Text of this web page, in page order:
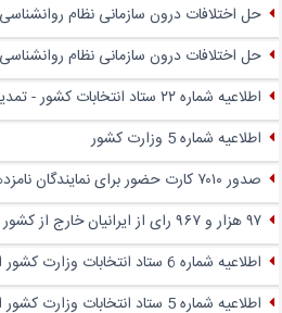
حل اختلافات درون سازمانی نظام
حل اختلافات درون سازمانی نظام
اطلاعیه شماره ۲۲ ستاد انتخابات کشور - تمدید اخذ رای تا ساعت ۲۲
اطلاعیه شماره 5 وزارت کشور
صدور ۷۰۱۰ کارت حضور برای نمایندگان نامزدها در شعب اخذ رای تهران
۹۷ هزار و ۹۶۷ رای از ایرانیان خارج از کشور در مرحله اول انتخابات اخذ شد
اطلاعیه شماره 6 ستاد انتخابات وزارت کشور اعلام شد
اطلاعیه شماره 5 ستاد انتخابات وزارت کشور اعلام شد